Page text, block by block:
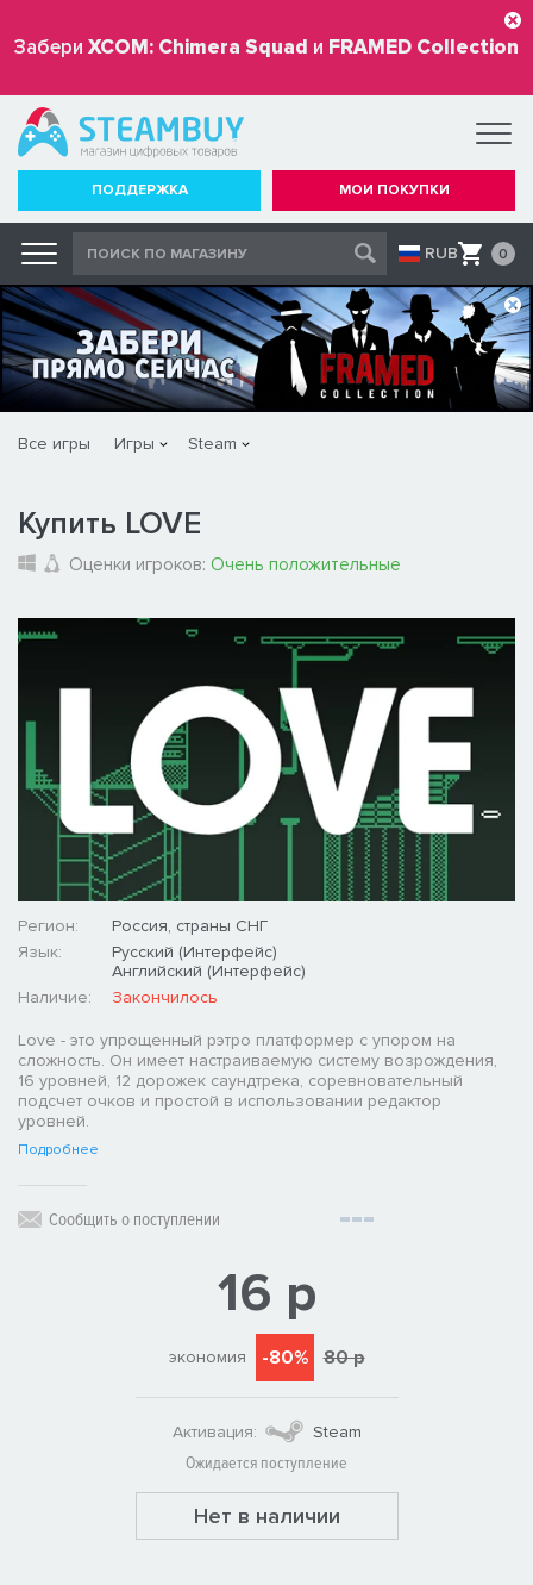
Забери XCOM: Chimera Squad и FRAMED Collection
бесплатно
ПОДДЕРЖКА МОИ ПОКУПКИ
RUB 0
Все игры Игры Steam
Купить LOVE
Оценки игроков: Очень положительные
Регион:
Россия, страны СНГ
Язык:
Русский (Интерфейс)
Английский (Интерфейс)
Наличие:
Закончилось
Love - это упрощенный рэтро платформер с упором на
сложность. Он имеет настраиваемую систему возрождения,
16 уровней, 12 дорожек саундтрека, соревновательный
подсчет очков и простой в использовании редактор
уровней.
Подробнее
Сообщить о поступлении
16 р
экономия -80% 80 р
Активация:
Steam
Ожидается поступление
Нет в наличии